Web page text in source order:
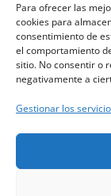
Para ofrecer las
cookies para
consentimiento de
el comportamiento
sitio. No consentir o
negativamente a
Gestionar los